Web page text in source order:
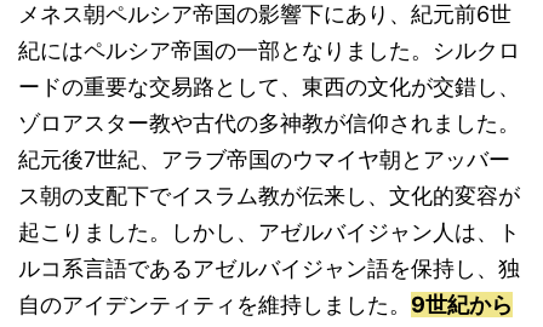
メネス朝ペルシア帝国の影響下にあり、紀元前6世
紀にはペルシア帝国の一部となりました。シルクロ
ードの重要な交易路として、東西の文化が交錯し、
ゾロアスター教や古代の多神教が信仰されました。
紀元後7世紀、アラブ帝国のウマイヤ朝とアッバー
ス朝の支配下でイスラム教が伝来し、文化的変容が
起こりました。しかし、アゼルバイジャン人は、ト
ルコ系言語であるアゼルバイジャン語を保持し、独
自のアイデンティティを維持しました。 9世紀から